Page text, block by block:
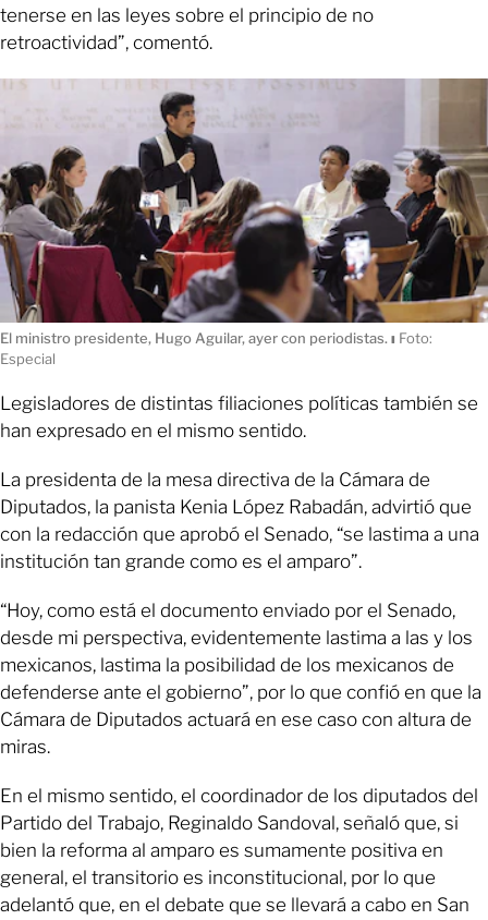
tenerse en las leyes sobre el principio de no
retroactividad”, comentó.
El ministro presidente, Hugo Aguilar, ayer con periodistas. ı Foto:
Especial
Legisladores de distintas filiaciones políticas también se
han expresado en el mismo sentido.
La presidenta de la mesa directiva de la Cámara de
Diputados, la panista Kenia López Rabadán, advirtió que
con la redacción que aprobó el Senado, “se lastima a una
institución tan grande como es el amparo”.
“Hoy, como está el documento enviado por el Senado,
desde mi perspectiva, evidentemente lastima a las y los
mexicanos, lastima la posibilidad de los mexicanos de
defenderse ante el gobierno”, por lo que confió en que la
Cámara de Diputados actuará en ese caso con altura de
miras.
En el mismo sentido, el coordinador de los diputados del
Partido del Trabajo, Reginaldo Sandoval, señaló que, si
bien la reforma al amparo es sumamente positiva en
general, el transitorio es inconstitucional, por lo que
adelantó que, en el debate que se llevará a cabo en San